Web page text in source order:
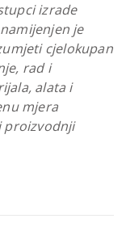
izrade
je
cjelokupan
rad i
alata i
mjera
proizvodnji